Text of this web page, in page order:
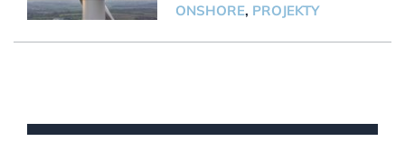
ONSHORE, PROJEKTY